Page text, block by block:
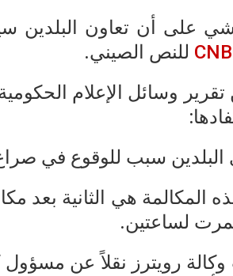
شي على أن تعاون البلدين
للنص الصيني.
وسائل الإعلام
سبب للوقوع في صراع
المكالمة هي الثانية بعد
لساعتين.
رويترز نقلاً عن مسؤول